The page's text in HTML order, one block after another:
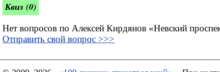
Квиз (0)
Нет вопросов по Алексей Кирдянов «Невский
Отправить свой вопрос >>>